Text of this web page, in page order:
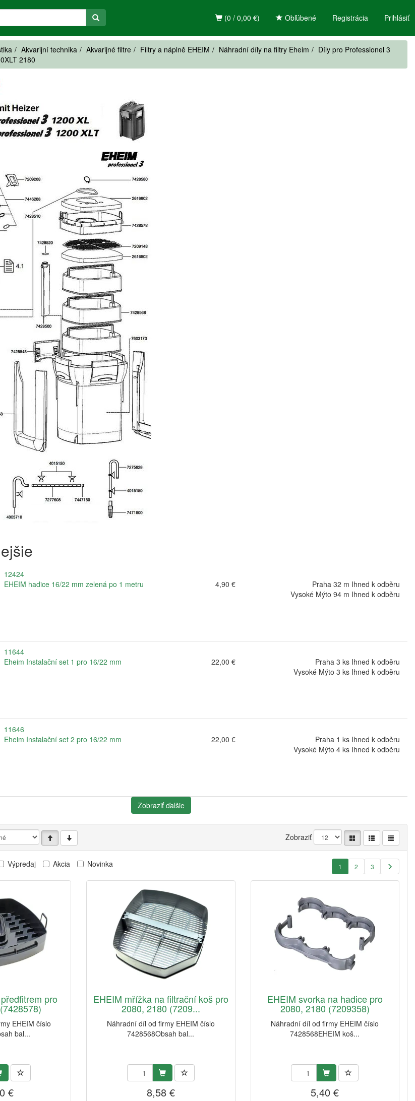
Registrácia Prihlásiť
(0 / 0,00 €) Obľúbené
Akvarijní technika Akvarijné filtre Filtry a náplně EHEIM Náhradní díly na filtry Eheim
Díly pro Professionel 3
2180
12424
EHEIM hadice 16/22 mm zelená po 1 metru
4,90 €
Praha 32 m Ihned k odběru
Vysoké Mýto 94 m Ihned k odběru
11644
Eheim Instalační set 1 pro 16/22 mm
22,00 €
Praha 3 ks Ihned k odběru
Vysoké Mýto 3 ks Ihned k odběru
11646
Eheim Instalační set 2 pro 16/22 mm
22,00 €
Praha 1 ks Ihned k odběru
Vysoké Mýto 4 ks Ihned k odběru
Zobraziť ďalšie
Zobraziť
Výpredaj Akcia Novinka 1 2 3
pro
EHEIM číslo
bal...
€
EHEIM mřížka na filtrační koš pro
2080, 2180 (7209...
Náhradní díl od firmy EHEIM číslo
7428568Obsah bal...
8,58 €
EHEIM svorka na hadice pro
2080, 2180 (7209358)
Náhradní díl od firmy EHEIM číslo
7428568EHEIM koš...
5,40 €